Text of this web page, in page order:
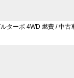
ターボ 4WD 燃費 / 中古